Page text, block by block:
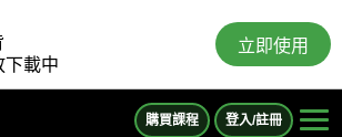
下載中
立即使用
購買課程 登入/註冊